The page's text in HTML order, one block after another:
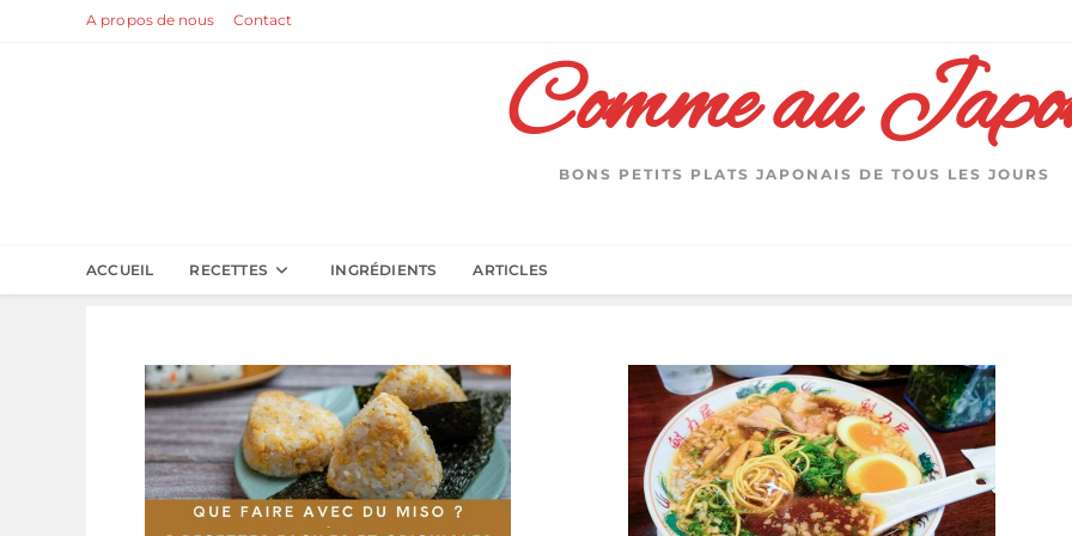
A propos de nous Contact
Comme au
BONS PETITS PLATS JAPONAIS DE TOUS LES JOURS
ACCUEIL RECETTES INGRÉDIENTS ARTICLES